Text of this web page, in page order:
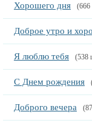
Хорошего дня (666
Доброе утро и
Я люблю тебя (538
С Днем рождения
Доброго вечера